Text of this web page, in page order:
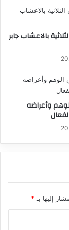
بالاعشاب جابر
وأعراضه
إليها بـ *